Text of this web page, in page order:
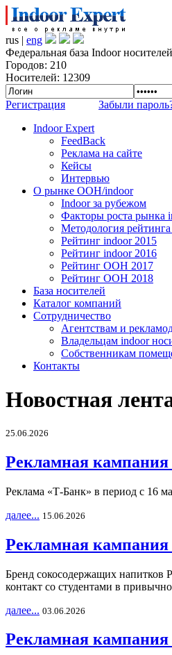
rus | eng
Федеральная база Indoor носителей
Городов: 210
Носителей: 12309
Регистрация
Забыли
Indoor Expert
FeedBack
Реклама на сайте
Кейсы
Интервью
О рынке OOH/indoor
Indoor за рубежом
Факторы роста рынка
Методология
Рейтинг indoor 2015
Рейтинг indoor 2016
Рейтинг OOH 2017
Рейтинг OOH 2018
База носителей
Каталог компаний
Сотрудничество
Агентствам и
Владельцам indoor
Собственникам
Контакты
Новостная
25.06.2026
Рекламная кампания
Реклама «Т-Банк» в период с 16
далее... 15.06.2026
Рекламная
Бренд сокосодержащих напитков
контакт со студентами в
далее... 03.06.2026
Рекламная